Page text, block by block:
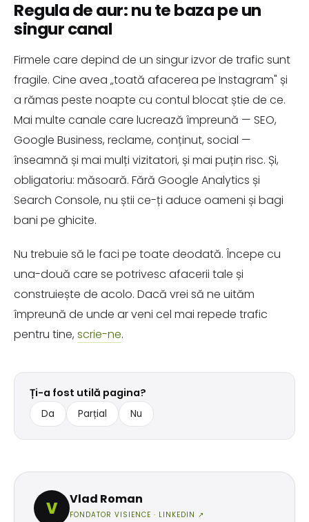
Regula de aur: nu te baza pe un
singur canal
Firmele care depind de un singur izvor de trafic sunt
fragile. Cine avea „toată afacerea pe Instagram" și
a rămas peste noapte cu contul blocat știe de ce.
Mai multe canale care lucrează împreună — SEO,
Google Business, reclame, conținut, social —
înseamnă și mai mulți vizitatori, și mai puțin risc. Și,
obligatoriu: măsoară. Fără Google Analytics și
Search Console, nu știi ce-ți aduce oameni și bagi
bani pe ghicite.
Nu trebuie să le faci pe toate deodată. Începe cu
una-două care se potrivesc afacerii tale și
construiește de acolo. Dacă vrei să ne uităm
împreună de unde ar veni cel mai repede trafic
pentru tine, scrie-ne.
Ți-a fost utilă pagina?
Da Parțial Nu
V Vlad Roman
FONDATOR VISIENCE · LINKEDIN ↗